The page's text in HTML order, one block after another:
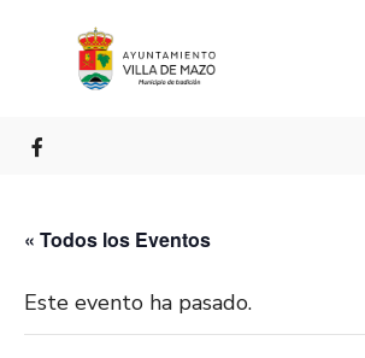
« Todos los Eventos
Este evento ha pasado.